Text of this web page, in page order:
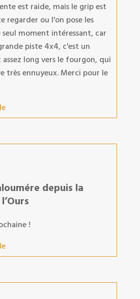
est raide, mais le grip est
regarder ou l'on pose les
seul moment intéressant, car
piste 4x4, c'est un
long vers le fourgon, qui
très ennuyeux. Merci pour le
depuis la
!